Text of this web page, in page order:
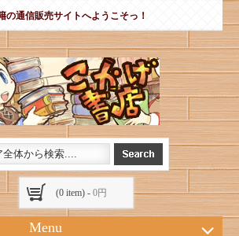
の通信販売サイトへようこそっ！
(0 item) -0円
Menu